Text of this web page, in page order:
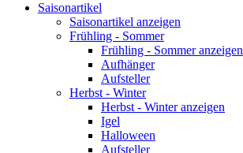
Saisonartikel
Saisonartikel anzeigen
Frühling - Sommer
Frühling - Sommer anzeigen
Aufhänger
Aufsteller
Herbst - Winter
Herbst - Winter anzeigen
Igel
Halloween
Aufsteller